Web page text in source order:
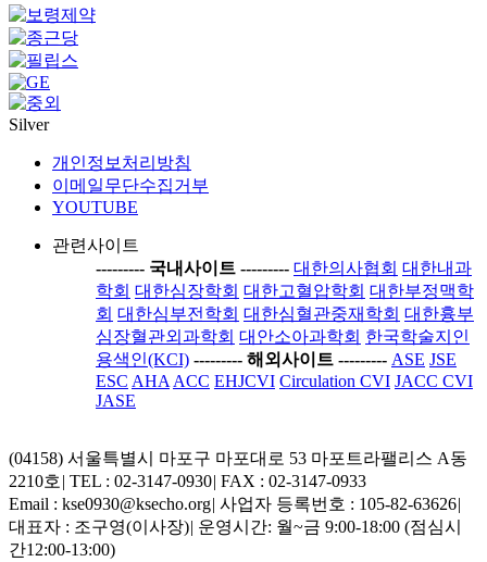
Silver
개인정보처리방침
이메일무단수집거부
YOUTUBE
관련사이트
--------- 국내사이트 --------- 대한의사협회 대한내과
학회 대한심장학회 대한고혈압학회 대한부정맥학
회 대한심부전학회 대한심혈관중재학회 대한흉부
심장혈관외과학회 대안소아과학회 한국학술지인
용색인(KCI) --------- 해외사이트 --------- ASE JSE
ESC AHA ACC EHJCVI Circulation CVI JACC CVI
JASE
(04158) 서울특별시 마포구 마포대로 53 마포트라팰리스 A동
2210호 | TEL : 02-3147-0930| FAX : 02-3147-0933
Email : kse0930@ksecho.org| 사업자 등록번호 : 105-82-63626|
대표자 : 조구영(이사장)| 운영시간: 월~금 9:00-18:00 (점심시
간12:00-13:00)